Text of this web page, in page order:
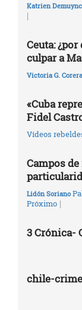
Katrien
|
Ceuta:
culpar a
Victoria G. Corera
«Cuba
Fidel
Vídeos
Campos
Lidón Soriano
Próximo |
3 Crónica-
chile-